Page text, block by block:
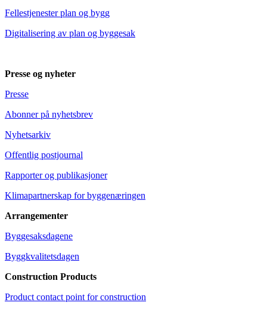
Fellestjenester plan og bygg
Digitalisering av plan og byggesak
Presse og nyheter
Presse
Abonner på nyhetsbrev
Nyhetsarkiv
Offentlig postjournal
Rapporter og publikasjoner
Klimapartnerskap for byggenæringen
Arrangementer
Byggesaksdagene
Byggkvalitetsdagen
Construction Products
Product contact point for construction